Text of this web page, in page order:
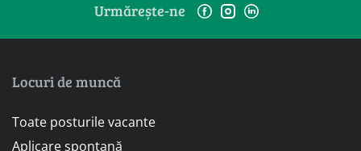
Urmărește-ne
Locuri de muncă
Toate posturile vacante
Aplicare spontană